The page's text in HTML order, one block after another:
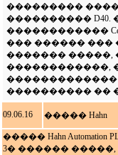
���������
����������
������������
��� ������ ���
������� �����,
������������,
���������� ��
09.06.16 ����� Hahn
����� Hahn
3� ������